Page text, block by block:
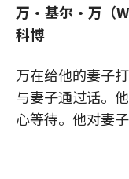
万·基尔·万（
科博
万在给他的妻子
与妻子通过话。
心等待。他对妻